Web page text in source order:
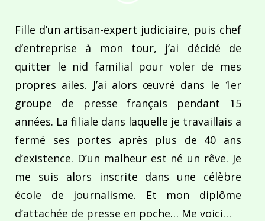
Fille d’un artisan-expert judiciaire, puis chef
d’entreprise à mon tour, j’ai décidé de
quitter le nid familial pour voler de mes
propres ailes. J’ai alors œuvré dans le 1er
groupe de presse français pendant 15
années. La filiale dans laquelle je travaillais a
fermé ses portes après plus de 40 ans
d’existence. D’un malheur est né un rêve. Je
me suis alors inscrite dans une célèbre
école de journalisme. Et mon diplôme
d’attachée de presse en poche… Me voici…